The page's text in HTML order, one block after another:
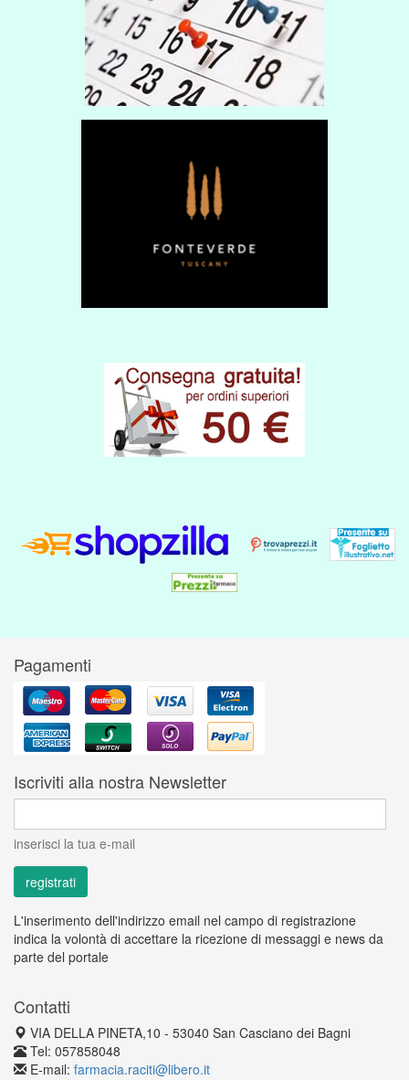
Pagamenti
Iscriviti alla nostra Newsletter
inserisci la tua e-mail
L'inserimento dell'indirizzo email nel campo di registrazione
indica la volontà di accettare la ricezione di messaggi e news da
parte del portale
Contatti
VIA DELLA PINETA,10 - 53040 San Casciano dei Bagni
Tel: 057858048
E-mail: farmacia.raciti@libero.it